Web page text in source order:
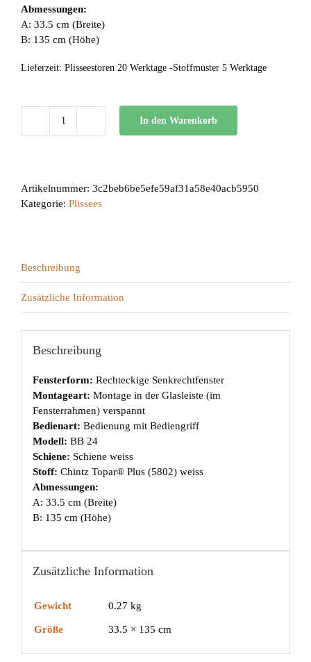
Abmessungen:
A: 33.5 cm (Breite)
B: 135 cm (Höhe)
Lieferzeit: Plisseestoren 20 Werktage -Stoffmuster 5 Werktage
BB
In den Warenkorb
Artikelnummer: 3c2beb6be5efe59af31a58e40acb5950
Kategorie: Plissees
Beschreibung
Zusätzliche Information
Beschreibung
Fensterform: Rechteckige Senkrechtfenster
Montageart: Montage in der Glasleiste (im
Fensterrahmen) verspannt
Bedienart: Bedienung mit Bediengriff
Modell: BB 24
Schiene: Schiene weiss
Stoff: Chintz Topar® Plus (5802) weiss
Abmessungen:
A: 33.5 cm (Breite)
B: 135 cm (Höhe)
Zusätzliche Information
Gewicht 0.27 kg
Größe 33.5 × 135 cm